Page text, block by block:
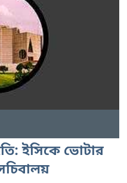
ইসিকে ভোটার